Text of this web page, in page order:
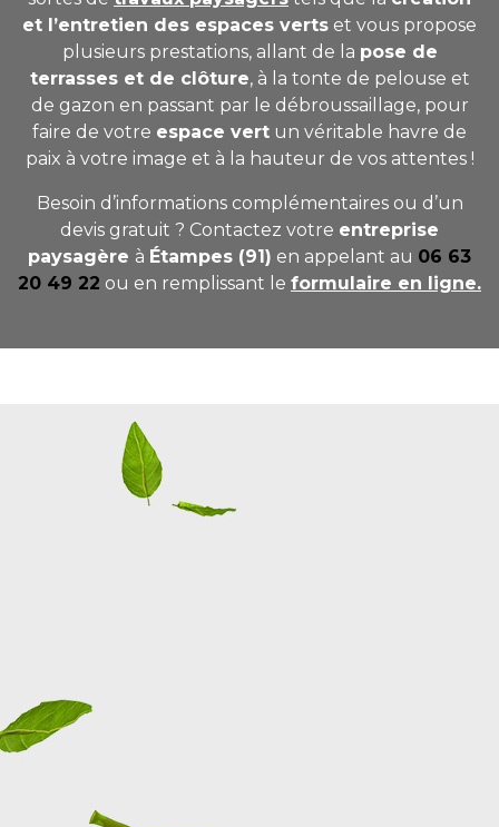
et l’entretien des espaces verts et vous propose
plusieurs prestations, allant de la pose de
terrasses et de clôture, à la tonte de pelouse et
de gazon en passant par le débroussaillage,pour
faire de votre espace vert un véritable havre de
paix à votre image et à la hauteur de vos attentes !
Besoin d’informations complémentaires ou d’un
devis gratuit ? Contactez votre entreprise
paysagère à Étampes (91) en appelant au 06 63
20 49 22 ou en remplissant le formulaire en ligne.